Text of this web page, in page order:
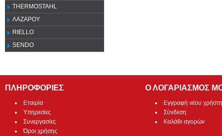
THERMOSTAHL
ΛΑΖΑΡΟΥ
RIELLO
SENDO
ΠΛΗΡΟΦΟΡΙΕΣ
Εταιρία
Υπηρεσίες
Συνεργασίες
Όροι χρήσης
Ο ΛΟΓΑΡΙΑΣΜΟΣ
Εγγραφή νέου χρήστη
Σύνδεση
Καλάθι αγορών